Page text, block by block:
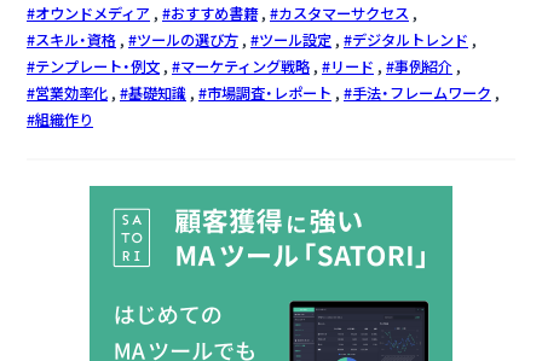
オウンドメディア
おすすめ書籍
カスタマーサクセス
スキル・資格
ツールの選び方 ツール設定
デジタルトレンド
テンプレート・例文
マーケティング戦略 リード
事例紹介
営業効率化
基礎知識 市場調査・レポート
手法・フレームワーク
組織作り